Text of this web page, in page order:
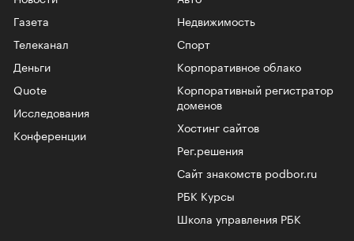
Газета
Телеканал
Недвижимость
Спорт
Корпоративное облако
Корпоративный регистратор
доменов
Хостинг сайтов
Рег.решения
Сайт знакомств podbor.ru
РБК Курсы
Школа управления РБК
Деньги
Quote
Исследования
Конференции